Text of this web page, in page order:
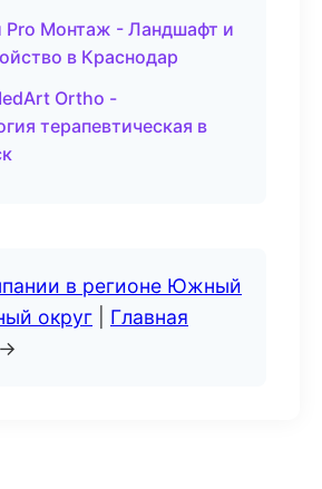
Монтаж - Ландшафт и
в Краснодар
Ortho -
терапевтическая в
в регионе Южный
округ
Главная
→